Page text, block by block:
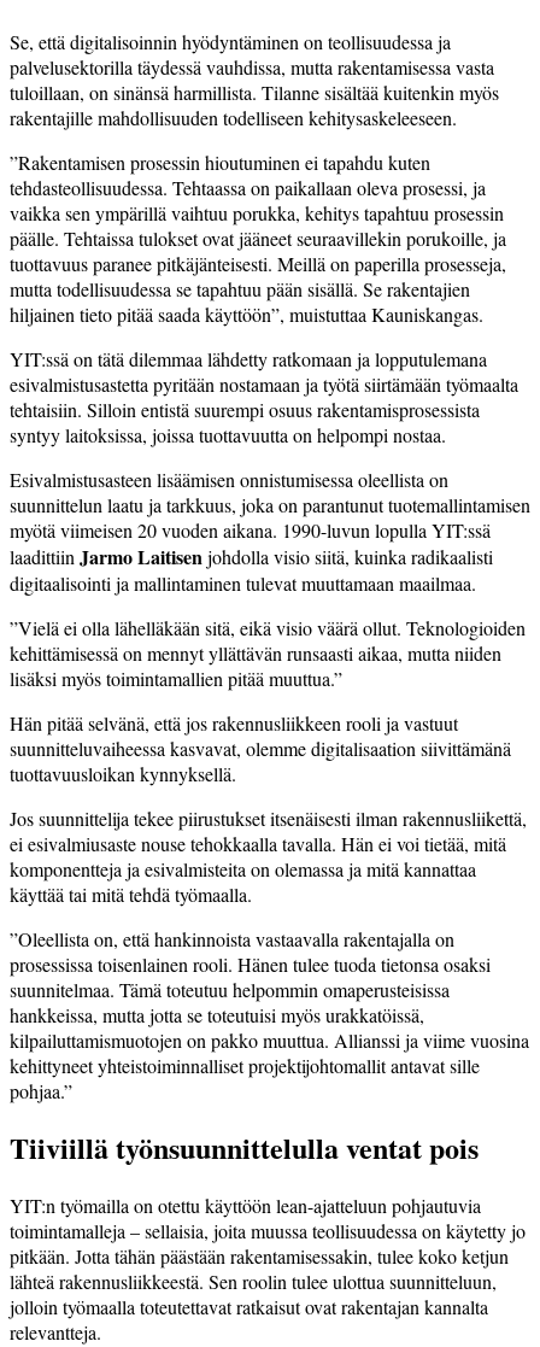
Se, että digitalisoinnin hyödyntäminen on teollisuudessa ja
palvelusektorilla täydessä vauhdissa, mutta rakentamisessa vasta
tuloillaan, on sinänsä harmillista. Tilanne sisältää kuitenkin myös
rakentajille mahdollisuuden todelliseen kehitysaskeleeseen.
”Rakentamisen prosessin hioutuminen ei tapahdu kuten
tehdasteollisuudessa. Tehtaassa on paikallaan oleva prosessi, ja
vaikka sen ympärillä vaihtuu porukka, kehitys tapahtuu prosessin
päälle. Tehtaissa tulokset ovat jääneet seuraavillekin porukoille, ja
tuottavuus paranee pitkäjänteisesti. Meillä on paperilla prosesseja,
mutta todellisuudessa se tapahtuu pään sisällä. Se rakentajien
hiljainen tieto pitää saada käyttöön”, muistuttaa Kauniskangas.
YIT:ssä on tätä dilemmaa lähdetty ratkomaan ja lopputulemana
esivalmistusastetta pyritään nostamaan ja työtä siirtämään työmaalta
tehtaisiin. Silloin entistä suurempi osuus rakentamisprosessista
syntyy laitoksissa, joissa tuottavuutta on helpompi nostaa.
Esivalmistusasteen lisäämisen onnistumisessa oleellista on
suunnittelun laatu ja tarkkuus, joka on parantunut tuotemallintamisen
myötä viimeisen 20 vuoden aikana. 1990-luvun lopulla YIT:ssä
laadittiin Jarmo Laitisen johdolla visio siitä, kuinka radikaalisti
digitaalisointi ja mallintaminen tulevat muuttamaan maailmaa.
”Vielä ei olla lähelläkään sitä, eikä visio väärä ollut. Teknologioiden
kehittämisessä on mennyt yllättävän runsaasti aikaa, mutta niiden
lisäksi myös toimintamallien pitää muuttua.”
Hän pitää selvänä, että jos rakennusliikkeen rooli ja vastuut
suunnitteluvaiheessa kasvavat, olemme digitalisaation siivittämänä
tuottavuusloikan kynnyksellä.
Jos suunnittelija tekee piirustukset itsenäisesti ilman rakennusliikettä,
ei esivalmiusaste nouse tehokkaalla tavalla. Hän ei voi tietää, mitä
komponentteja ja esivalmisteita on olemassa ja mitä kannattaa
käyttää tai mitä tehdä työmaalla.
”Oleellista on, että hankinnoista vastaavalla rakentajalla on
prosessissa toisenlainen rooli. Hänen tulee tuoda tietonsa osaksi
suunnitelmaa. Tämä toteutuu helpommin omaperusteisissa
hankkeissa, mutta jotta se toteutuisi myös urakkatöissä,
kilpailuttamismuotojen on pakko muuttua. Allianssi ja viime vuosina
kehittyneet yhteistoiminnalliset projektijohtomallit antavat sille
pohjaa.”
Tiiviillä työnsuunnittelulla ventat pois
YIT:n työmailla on otettu käyttöön lean-ajatteluun pohjautuvia
toimintamalleja – sellaisia, joita muussa teollisuudessa on käytetty jo
pitkään. Jotta tähän päästään rakentamisessakin, tulee koko ketjun
lähteä rakennusliikkeestä. Sen roolin tulee ulottua suunnitteluun,
jolloin työmaalla toteutettavat ratkaisut ovat rakentajan kannalta
relevantteja.